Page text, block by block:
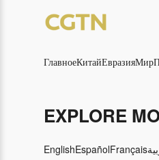
ГлавноеКитайЕвразияМир
EXPLORE
EnglishEspañolFrançais